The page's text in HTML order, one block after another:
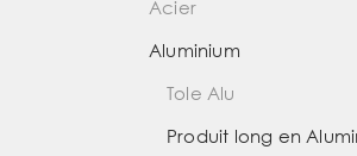
Acier
Aluminium
Tole Alu
Produit long en